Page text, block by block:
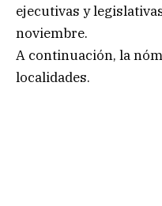
ejecutivas y
noviembre.
A continuación, la
localidades.